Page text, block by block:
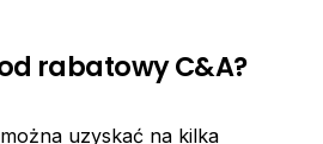
rabatowy C&A?
uzyskać na kilka